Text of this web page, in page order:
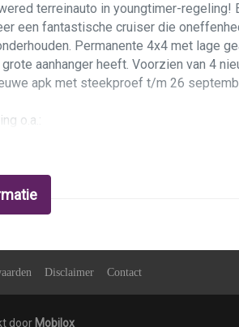
terreinauto in youngtimer-regeling!
een fantastische cruiser die
Permanente 4x4 met lage
aanhanger heeft. Voorzien van 4
apk met steekproef t/m 26
o.a.:
verstelbare voorstoelen met
en versnellingspook hout/leder
audio/navigatie
voor en achter
glass
Disclaimer Contact
door Mobilox